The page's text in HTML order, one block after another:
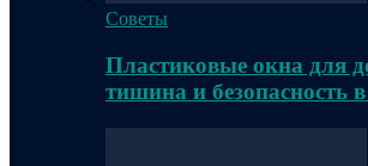
Советы
Пластиковые окна для
тишина и безопасность